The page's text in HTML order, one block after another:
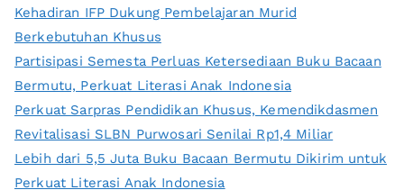
Kehadiran IFP Dukung Pembelajaran Murid
Berkebutuhan Khusus
Partisipasi Semesta Perluas Ketersediaan Buku Bacaan
Bermutu, Perkuat Literasi Anak Indonesia
Perkuat Sarpras Pendidikan Khusus, Kemendikdasmen
Revitalisasi SLBN Purwosari Senilai Rp1,4 Miliar
Lebih dari 5,5 Juta Buku Bacaan Bermutu Dikirim untuk
Perkuat Literasi Anak Indonesia